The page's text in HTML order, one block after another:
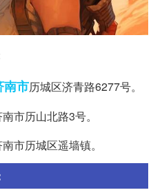
南市历城区济青路6277号。
市历山北路3号。
市历城区遥墙镇。